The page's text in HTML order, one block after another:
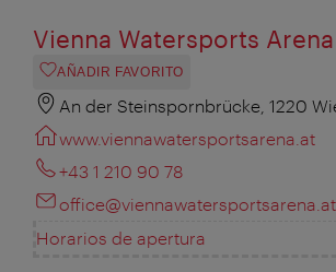
Vienna Watersports Arena
AÑADIR FAVORITO
An der Steinspornbrücke, 1220
www.viennawatersportsarena.at
+43 1 210 90 78
office@viennawatersportsarena.at
Horarios de apertura